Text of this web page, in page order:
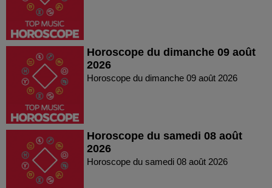
Horoscope du dimanche 09 août
2026
Horoscope du dimanche 09 août 2026
Horoscope du samedi 08 août
2026
Horoscope du samedi 08 août 2026